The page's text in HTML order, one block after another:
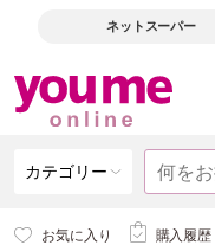
ネットスーパー
カテゴリー
お気に入り 購入履歴